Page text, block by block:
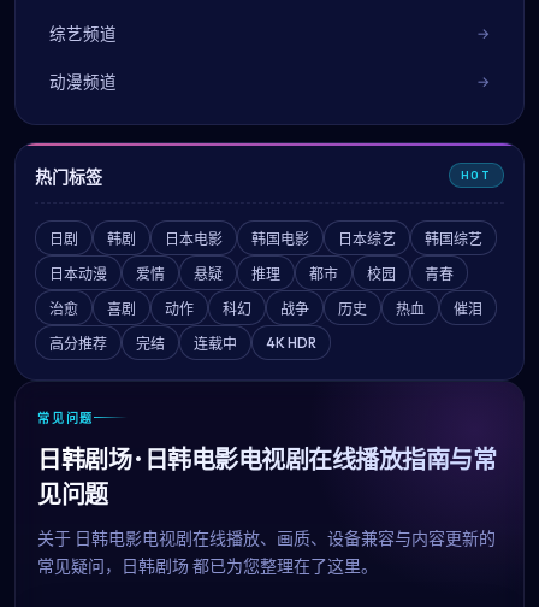
综艺频道
动漫频道
热门标签 HOT
日剧 韩剧 日本电影 韩国电影 日本综艺
韩国综艺
日本动漫
爱情 悬疑 推理 都市 校园
青春
治愈
喜剧 动作 科幻 战争 历史 热血
催泪
高分推荐
完结 连载中 4K HDR
常见问题
日韩剧场 · 日韩电影电视剧在线播放指南与常
见问题
关于 日韩电影电视剧在线播放、画质、设备兼容与内容更新的
常见疑问，
日韩剧场 都已为您整理在了这里。